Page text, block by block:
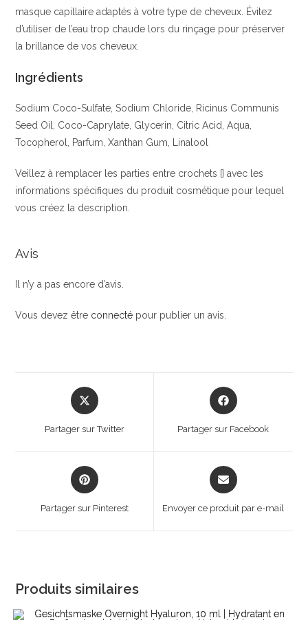
masque capillaire adaptés à votre type de cheveux. Évitez
d’utiliser de l’eau trop chaude lors du rinçage pour préserver
la brillance de vos cheveux.
Ingrédients
Sodium Coco-Sulfate, Sodium Chloride, Ricinus Communis
Seed Oil, Coco-Caprylate, Glycerin, Citric Acid, Aqua,
Tocopherol, Parfum, Xanthan Gum, Linalool
Veillez à remplacer les parties entre crochets [] avec les
informations spécifiques du produit cosmétique pour lequel
vous créez la description.
Avis
Il n’y a pas encore d’avis.
Vous devez être connecté pour publier un avis.
Opens
in
new
Partager sur Twitter
Opens
in
Partager sur Facebook
Opens
in
Partager sur Pinterest
Opens
in
new
Envoyer ce produit par e-mail
Produits similaires